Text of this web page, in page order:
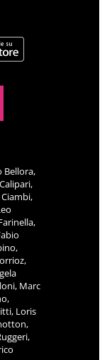
Bellora,
Marc
Loris